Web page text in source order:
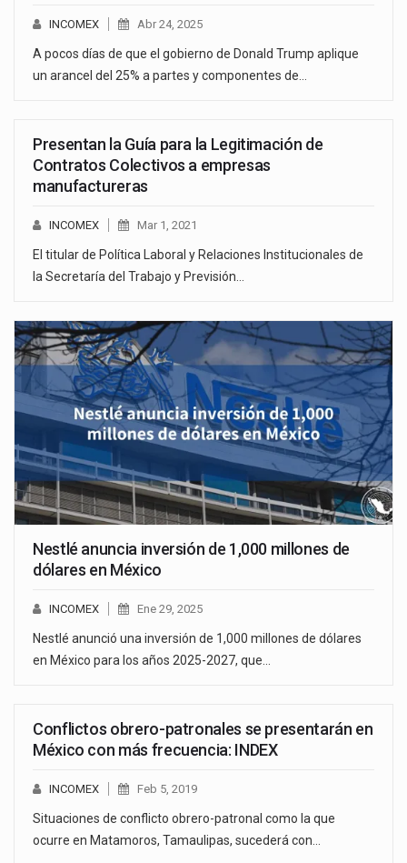
INCOMEX Abr 24, 2025
A pocos días de que el gobierno de Donald Trump aplique
un arancel del 25% a partes y componentes de…
Presentan la Guía para la Legitimación de
Contratos Colectivos a empresas
manufactureras
INCOMEX Mar 1, 2021
El titular de Política Laboral y Relaciones Institucionales de
la Secretaría del Trabajo y Previsión…
Nestlé anuncia inversión de 1,000 millones de
dólares en México
INCOMEX Ene 29, 2025
Nestlé anunció una inversión de 1,000 millones de dólares
en México para los años 2025-2027, que…
Conflictos obrero-patronales se presentarán en
México con más frecuencia: INDEX
INCOMEX Feb 5, 2019
Situaciones de conflicto obrero-patronal como la que
ocurre en Matamoros, Tamaulipas, sucederá con…